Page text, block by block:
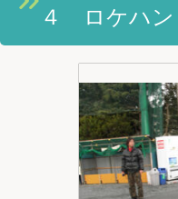
岩手県の被害状況
ピックアップコンテンツ
Foreign Laguage
４ ロケハン